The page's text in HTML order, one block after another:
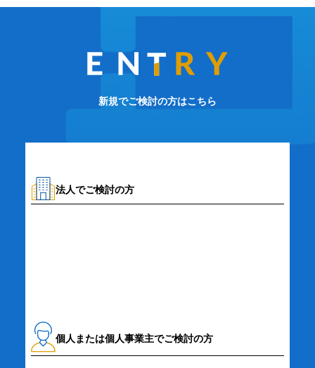
新規でご検討の方はこちら
法人でご検討の方
個人または個人事業主でご検討の方